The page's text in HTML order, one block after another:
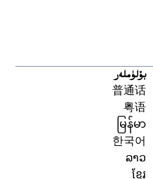
بۆلۈملەر
普通话
粤语
မြန်မာ
한국어
ລາວ